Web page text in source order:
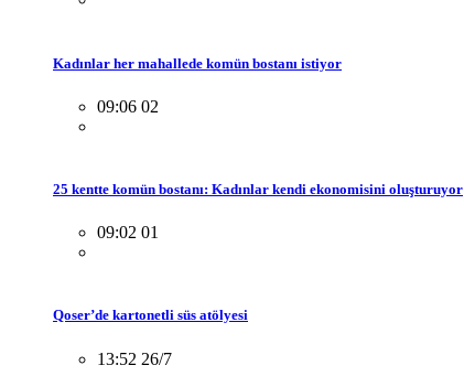
Kadınlar her mahallede komün bostanı istiyor
09:06 02
25 kentte komün bostanı: Kadınlar kendi ekonomisini oluşturuyor
09:02 01
Qoser’de kartonetli süs atölyesi
13:52 26/7